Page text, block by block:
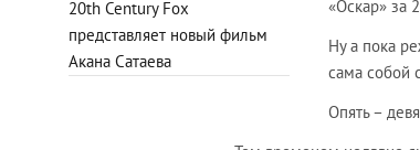
20th Century Fox
представляет новый фильм
Акана Сатаева
«Оскар» за
Ну а пока
сама собой
Опять –